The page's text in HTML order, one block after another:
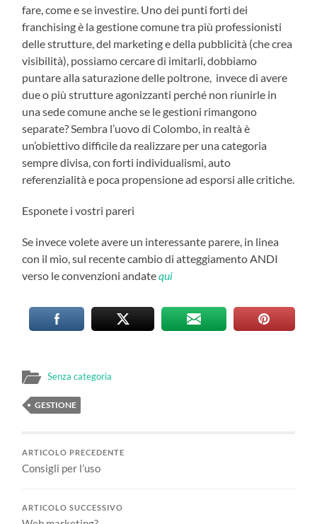
fare, come e se investire. Uno dei punti forti dei
franchising è la gestione comune tra più professionisti
delle strutture, del marketing e della pubblicità (che crea
visibilità), possiamo cercare di imitarli, dobbiamo
puntare alla saturazione delle poltrone, invece di avere
due o più strutture agonizzanti perché non riunirle in
una sede comune anche se le gestioni rimangono
separate? Sembra l’uovo di Colombo, in realtà è
un’obiettivo difficile da realizzare per una categoria
sempre divisa, con forti individualismi, auto
referenzialità e poca propensione ad esporsi alle critiche.
Esponete i vostri pareri
Se invece volete avere un interessante parere, in linea
con il mio, sul recente cambio di atteggiamento ANDI
verso le convenzioni andatequi
Senza categoria
GESTIONE
ARTICOLO PRECEDENTE
Consigli per l’uso
ARTICOLO SUCCESSIVO